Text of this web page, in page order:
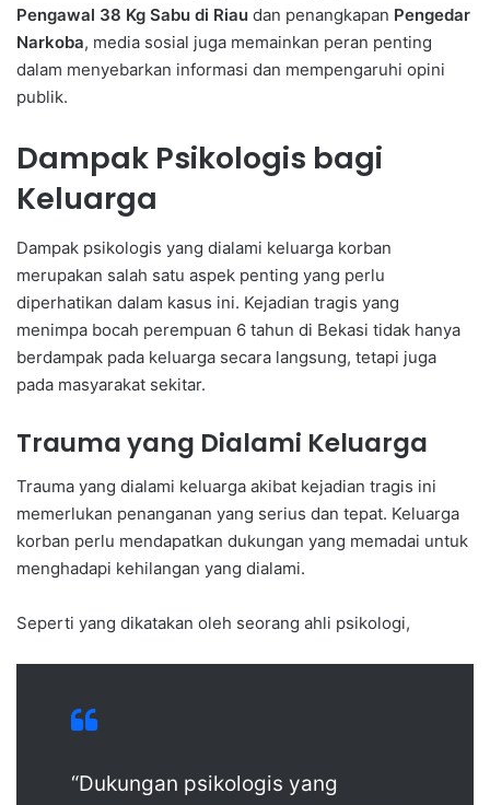
Pengawal 38 Kg Sabu di Riau dan penangkapan Pengedar
Narkoba, media sosial juga memainkan peran penting
dalam menyebarkan informasi dan mempengaruhi opini
publik.
Dampak Psikologis bagi
Keluarga
Dampak psikologis yang dialami keluarga korban
merupakan salah satu aspek penting yang perlu
diperhatikan dalam kasus ini. Kejadian tragis yang
menimpa bocah perempuan 6 tahun di Bekasi tidak hanya
berdampak pada keluarga secara langsung, tetapi juga
pada masyarakat sekitar.
Trauma yang Dialami Keluarga
Trauma yang dialami keluarga akibat kejadian tragis ini
memerlukan penanganan yang serius dan tepat. Keluarga
korban perlu mendapatkan dukungan yang memadai untuk
menghadapi kehilangan yang dialami.
Seperti yang dikatakan oleh seorang ahli psikologi,
“Dukungan psikologis yang